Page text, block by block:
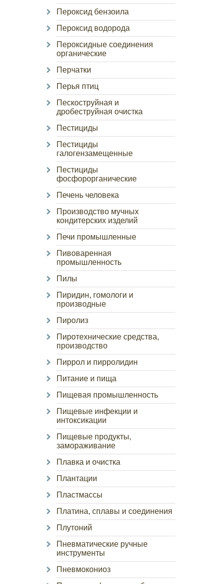
Пероксид бензоила
Пероксид водорода
Пероксидные соединения
органические
Перчатки
Перья птиц
Пескоструйная и
дробеструйная очистка
Пестициды
Пестициды
галогензамещенные
Пестициды
фосфорорганические
Печень человека
Производство мучных
кондитерских изделий
Печи промышленные
Пивоваренная
промышленность
Пилы
Пиридин, гомологи и
производные
Пиролиз
Пиротехнические средства,
производство
Пиррол и пирролидин
Питание и пища
Пищевая промышленность
Пищевые инфекции и
интоксикации
Пищевые продукты,
замораживание
Плавка и очистка
Плантации
Пластмассы
Платина, сплавы и соединения
Плутоний
Пневматические ручные
инструменты
Пневмокониоз